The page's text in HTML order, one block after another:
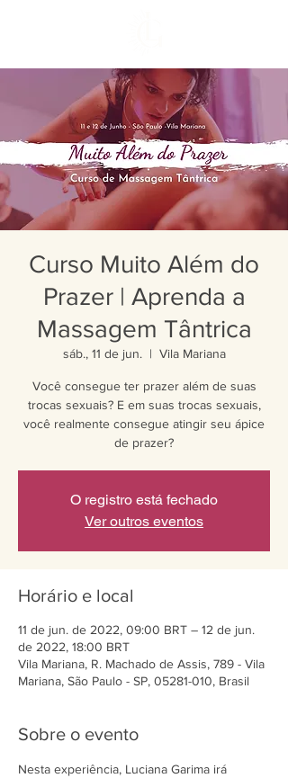
Curso Muito Além do
Prazer | Aprenda a
Massagem Tântrica
sáb., 11 de jun.
  |
Vila Mariana
Você consegue ter prazer além de suas
trocas sexuais? E em suas trocas sexuais,
você realmente consegue atingir seu ápice
de prazer?
O registro está fechado
Ver outros eventos
Horário e local
11 de jun. de 2022, 09:00 BRT – 12 de jun.
de 2022, 18:00 BRT
Vila Mariana, R. Machado de Assis, 789 - Vila
Mariana, São Paulo - SP, 05281-010, Brasil
Sobre o evento
Nesta experiência, Luciana Garima irá